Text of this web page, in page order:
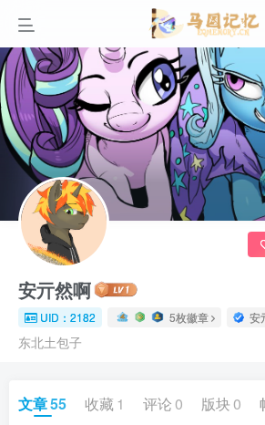
安亓然啊
UID：2182 5枚徽章 安
东北土包子
文章55 收藏 1 评论 0 版块 0